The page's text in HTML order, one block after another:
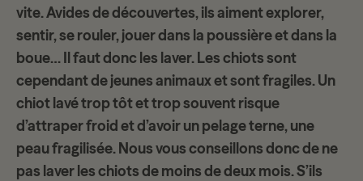
vite. Avides de découvertes, ils aiment explorer,
sentir, se rouler, jouer dans la poussière et dans la
boue… Il faut donc les laver. Les chiots sont
cependant de jeunes animaux et sont fragiles. Un
chiot lavé trop tôt et trop souvent risque
d’attraper froid et d’avoir un pelage terne, une
peau fragilisée. Nous vous conseillons donc de ne
pas laver les chiots de moins de deux mois. S’ils